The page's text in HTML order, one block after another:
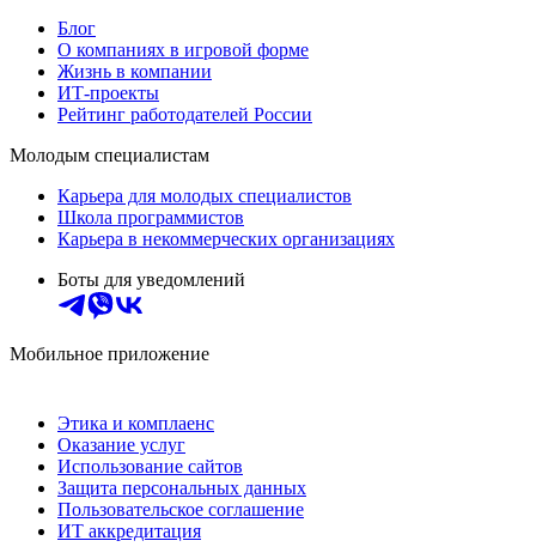
Блог
О компаниях в игровой форме
Жизнь в компании
ИТ-проекты
Рейтинг работодателей России
Молодым специалистам
Карьера для молодых специалистов
Школа программистов
Карьера в некоммерческих организациях
Боты для уведомлений
Мобильное приложение
Этика и комплаенс
Оказание услуг
Использование сайтов
Защита персональных данных
Пользовательское соглашение
ИТ аккредитация